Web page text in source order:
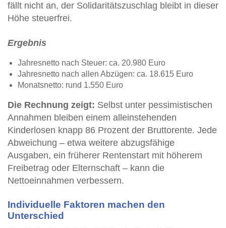
fällt nicht an, der Solidaritätszuschlag bleibt in dieser
Höhe steuerfrei.
Ergebnis
Jahresnetto nach Steuer: ca. 20.980 Euro
Jahresnetto nach allen Abzügen: ca. 18.615 Euro
Monatsnetto: rund 1.550 Euro
Die Rechnung zeigt: Selbst unter pessimistischen
Annahmen bleiben einem alleinstehenden
Kinderlosen knapp 86 Prozent der Bruttorente. Jede
Abweichung – etwa weitere abzugsfähige
Ausgaben, ein früherer Rentenstart mit höherem
Freibetrag oder Elternschaft – kann die
Nettoeinnahmen verbessern.
Individuelle Faktoren machen den
Unterschied